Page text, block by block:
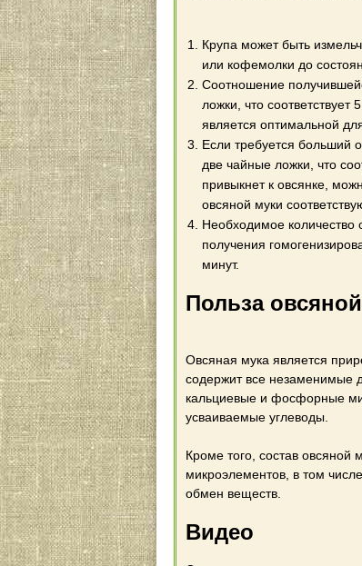
Крупа может быть
или кофемолки до
Соотношение
ложки, что
является оптимальной
Если требуется больший
две чайные ложки, что
привыкнет к овсянке,
овсяной муки
Необходимое количество
получения
минут.
Польза
Овсяная мука является
содержит все незаменимые
кальциевые и фосфорные
усваиваемые углеводы.
Кроме того, состав овсяной
микроэлементов, в том
обмен веществ.
Видео